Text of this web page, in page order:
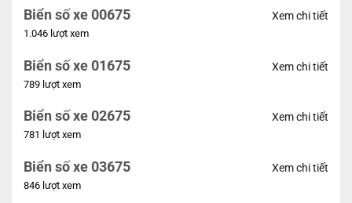
Biển số xe 00675
1.046 lượt xem
Xem chi tiết
Biển số xe 01675
789 lượt xem
Xem chi tiết
Biển số xe 02675
781 lượt xem
Xem chi tiết
Biển số xe 03675
846 lượt xem
Xem chi tiết